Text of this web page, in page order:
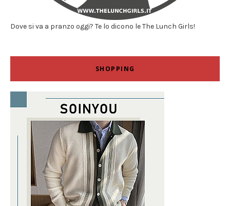
Dove si va a pranzo oggi? Te lo dicono le The Lunch Girls!
SHOPPING